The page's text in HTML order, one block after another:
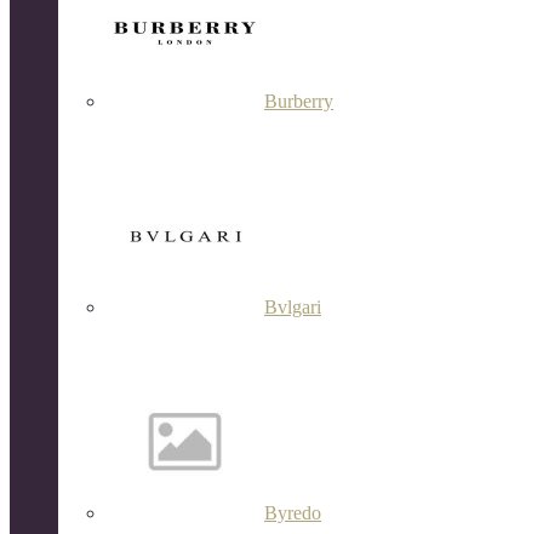
Burberry
Bvlgari
Byredo